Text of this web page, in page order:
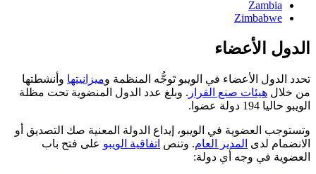
المنظمة وميزانيتها وأنشطتها
عدد الدول المنضوية تحت مظلة
الدولة المعنية صك التصديق أو
اتفاقية الويبو على فتح باب